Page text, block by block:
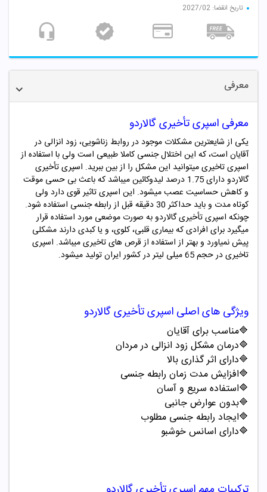
تاریخ انقضا: 2027/02
معرفی
معرفی اسپری تأخیری گالاردو
یکی از شایعترین مشکلات موجود در روابط زناشویی، زود انزالی در
آقایان است، که این اختلال جنسی کاملا طبیعی است ولی با استفاده از
اسپری تاخیری میتوانید این مشکل را از بین ببرید. اسپری تأخیری
گالاردو دارای 1.75 درصد لیدوکائین میباشد که باعث بی حسی موقت
و کاهش حساسیت عصب میشود. این اسپری تاثیر قوی دارد ولی
کوتاه مدت و باید حداکثر 30دقیقه قبل از رابطه جنسی استفاده شود.
چونکه اسپری تأخیریگالاردو به صورت موضعی مورد استفاده قرار
میگیرد برای افرادی که بیماری قلبی، کلوی، و یا کبدی دارند مشکلی
پیش نمیاورد و بهتر از استفاده از قرص های تاخیری میباشد. اسپری
تاخیری در حجم65میلی لیتر در کشور ایران تولید میشود.
ویژگی های اصلی اسپری تأخیریگالاردو
🔷مناسب برای آقایان
🔷درمان مشکل زود انزالی در مردان
🔷دارای اثر گذاری بالا
🔷افزایش مدت زمان رابطه جنسی
🔷استفاده سریع و آسان
🔷بدون عوارض جانبی
🔷ایجاد رابطه جنسی مطلوب
🔷دارای اسانس خوشبو